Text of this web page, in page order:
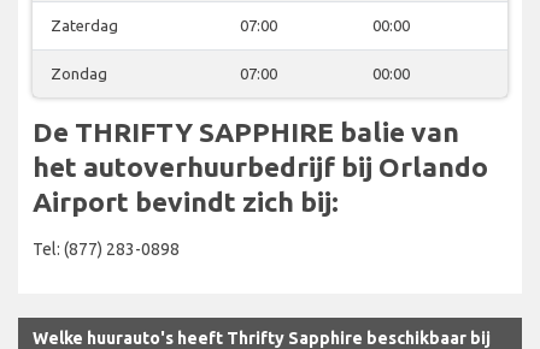
Zaterdag 07:00 00:00
Zondag 07:00 00:00
De THRIFTY SAPPHIRE balie van
het autoverhuurbedrijf bij Orlando
Airport bevindt zich bij:
Tel: (877) 283-0898
Welke huurauto's heeft Thrifty Sapphire beschikbaar bij